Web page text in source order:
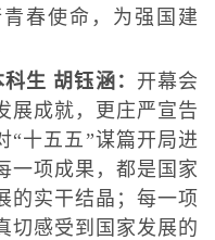
春使命，为强国建
生 胡钰涵： 开幕会
展成就，更庄严宣告
“十五五”谋篇开局进
一项成果，都是国家
的实干结晶；每一项
切感受到国家发展的